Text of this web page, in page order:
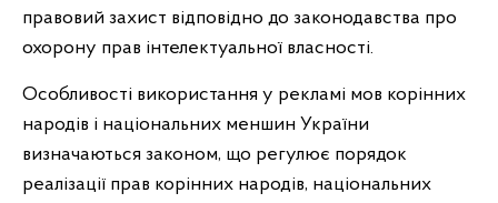
правовий захист відповідно до законодавства про
охорону прав інтелектуальної власності.
Особливості використання у рекламі мов корінних
народів і національних меншин України
визначаються законом, що регулює порядок
реалізації прав корінних народів, національних